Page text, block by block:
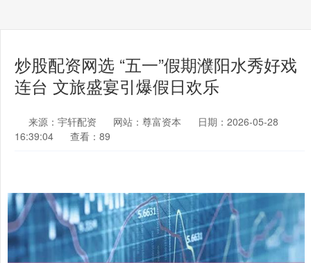
炒股配资网选 “五一”假期濮阳水秀好戏
连台 文旅盛宴引爆假日欢乐
来源：宇轩配资 网站：尊富资本
日期：2026-05-28
16:39:04
查看：89